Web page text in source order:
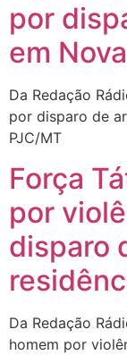
por
em
Da Redação
por disparo de
PJC/MT
Força
por
disparo
Da Redação
homem por